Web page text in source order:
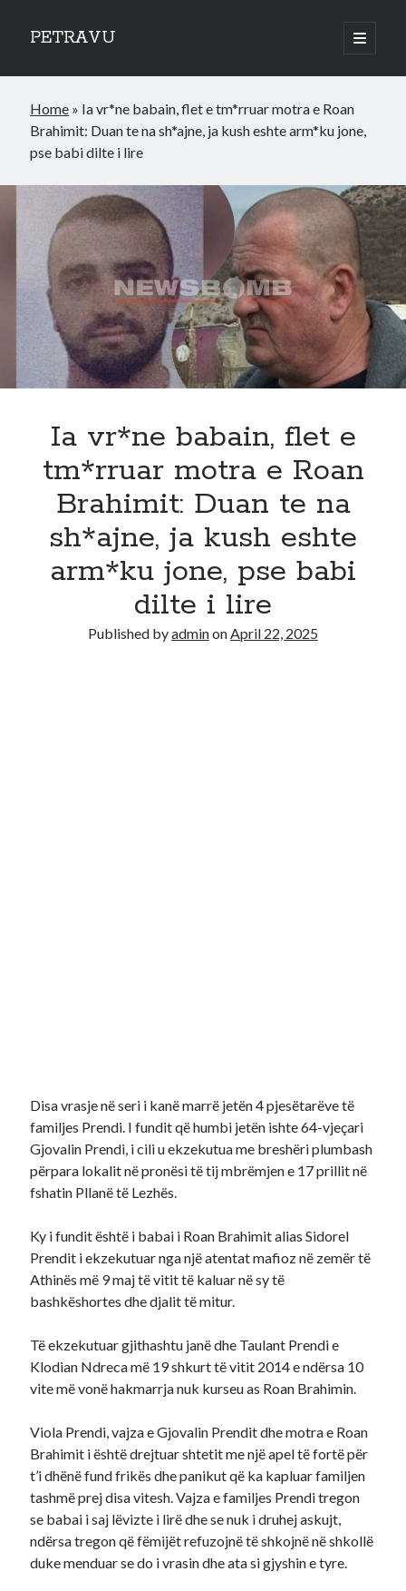
PETRAVU
open
primary
Sidebar
Bank
Credit Cards
Uncategorized
Home » Ia vr*ne babain, flet e tm*rruar motra e Roan
Brahimit: Duan te na sh*ajne, ja kush eshte arm*ku jone,
pse babi dilte i lire
Ia vr*ne babain, flet e
tm*rruar motra e Roan
Brahimit: Duan te na
sh*ajne, ja kush eshte
arm*ku jone, pse babi
dilte i lire
Published byadminonApril 22, 2025
Disa vrasje në seri i kanë marrë jetën 4 pjesëtarëve të
familjes Prendi. I fundit që humbi jetën ishte 64-vjeçari
Gjovalin Prendi, i cili u ekzekutua me breshëri plumbash
përpara lokalit në pronësi të tij mbrëmjen e 17 prillit në
fshatin Pllanë të Lezhës.
Ky i fundit është i babai i Roan Brahimit alias Sidorel
Prendit i ekzekutuar nga një atentat mafioz në zemër të
Athinës më 9 maj të vitit të kaluar në sy të
bashkëshortes dhe djalit të mitur.
Të ekzekutuar gjithashtu janë dhe Taulant Prendi e
Klodian Ndreca më 19 shkurt të vitit 2014 e ndërsa 10
vite më vonë hakmarrja nuk kurseu as Roan Brahimin.
Viola Prendi, vajza e Gjovalin Prendit dhe motra e Roan
Brahimit i është drejtuar shtetit me një apel të fortë për
t’i dhënë fund frikës dhe panikut që ka kapluar familjen
tashmë prej disa vitesh. Vajza e familjes Prendi tregon
se babai i saj lëvizte i lirë dhe se nuk i druhej askujt,
ndërsa tregon që fëmijët refuzojnë të shkojnë në shkollë
duke menduar se do i vrasin dhe ata si gjyshin e tyre.